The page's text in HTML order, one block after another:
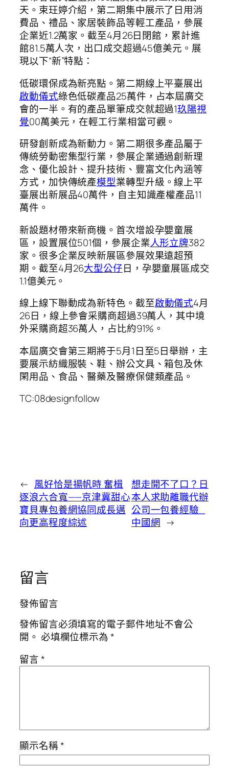
天。束玨婷介紹，第二期集中展示了日用消
費品、禮品、家居裝飾品等輕工產品，參展
企業近1.2萬家。截至4月26日閉館，累計進
館81.5萬人次，出口成交超過45億美元。展
現以下“新”特點：
低碳環保成為新亮點。第二期線上平臺展出
啟動儀式綠色低碳產品25萬件，占本屆廣交
會的一半。有的產品單筆成交就超過1玖陽視
覺00萬美元，在輕工行業相當可觀。
研發創新成為新動力。第二期很多產品屬于
傳統勞動密集型行業，參展企業通過創新理
念、優化設計、提升技術、豐富文化內涵等
方式，加快傳統產模型業轉型升級。線上平
臺展出新展品40萬件，自主知識產權產品11
萬件。
新設題材帶來新商機。首次增設孕嬰童展
區，設置展位501個，參展企業人形立牌382
家。很多企業反映新展區參展效果遠超預
期。截至4月26大型公仔日，孕嬰童展區成交
1.1億美元。
線上線下聯動成為新特色。截至啟動儀式4月
26日，線上參會采購商超過39萬人，其中境
外采購商超36萬人，占比約91%。
本屆廣交會第三期將于5月1日至5日舉辦，主
要展示紡織服裝、鞋、辦公文具、箱包及休
閑用品、食品、醫藥及醫療保健類產品。
TC:08designfollow
← 風好恰是揚帆時 奮楫
逐浪六合寬——京津冀甜心
寶貝專包養網協同成長邁
向更高程度綜述
想走開不了口？日
本人求助離職代辦
公司一包養經驗_
中國網 →
留言
發佈留言
發佈留言必須填寫的電子郵件地址不會公
開。 必填欄位標示為*
留言*
顯示名稱*